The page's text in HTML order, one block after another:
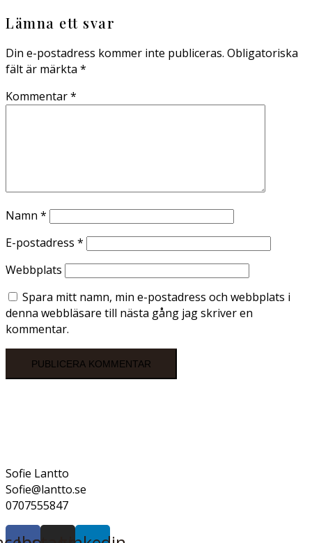
Lämna ett svar
Din e-postadress kommer inte publiceras. Obligatoriska
fält är märkta *
Kommentar*
Namn *
E-postadress *
Webbplats
Spara mitt namn, min e-postadress och webbplats i
denna webbläsare till nästa gång jag skriver en
kommentar.
Sofie Lantto
Sofie@lantto.se
0707555847